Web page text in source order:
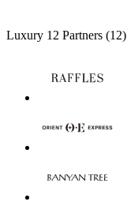
Luxury 12 Partners (12)